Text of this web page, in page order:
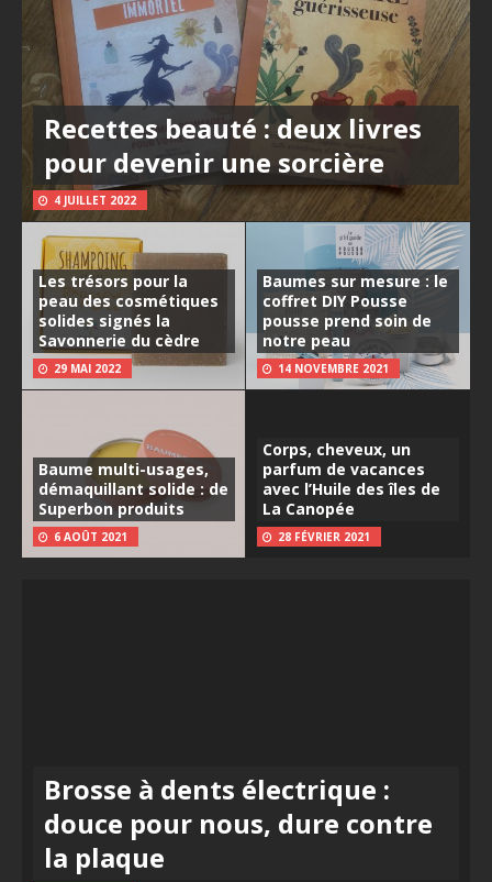
Recettes beauté : deux livres
pour devenir une sorcière
4 JUILLET 2022
Les trésors pour la
peau des cosmétiques
solides signés la
Savonnerie du cèdre
29 MAI 2022
Baumes sur mesure : le
coffret DIY Pousse
pousse prend soin de
notre peau
14 NOVEMBRE 2021
Baume multi-usages,
démaquillant solide : de
Superbon produits
6 AOÛT 2021
Corps, cheveux, un
parfum de vacances
avec l’Huile des îles de
La Canopée
28 FÉVRIER 2021
Brosse à dents électrique :
douce pour nous, dure contre
la plaque